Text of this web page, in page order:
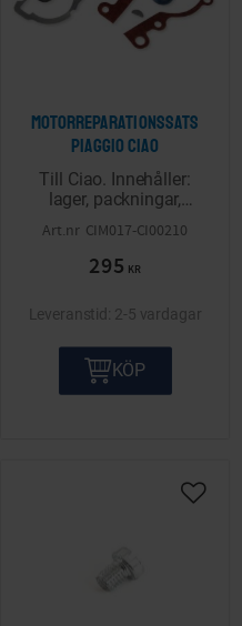
Motorreparationssats
Piaggio Ciao
Till Ciao. Innehåller:
lager, packningar,
krysskil, packboxar och
schims.
CIM017-CI00210
295 KR
2-5 vardagar
KÖP
i önskelista Lägg